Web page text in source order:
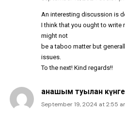
An interesting discussion is
I think that you ought to write
might not
be a taboo matter but
issues.
To the next! Kind regards!!
анашым туылған күнге
September 19, 2024 at 2:55